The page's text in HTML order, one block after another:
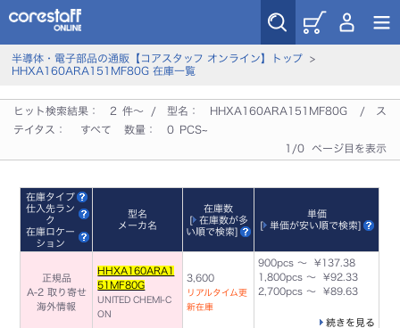
半導体・電子部品の通販【コアスタッフ オンライン】トップ>
HHXA160ARA151MF80G 在庫一覧
ヒット検索結果： 2 件～ / 型名： HHXA160ARA151MF80G
/ ス
テイタス：
すべて 数量： 0 PCS~
1/0 ページ目を表示
在庫タイプ
仕入先ラン
ク
在庫ロケー
ション
型名
メーカ名
在庫数
[
在庫数が多
い順で検索]
単価
[
単価が安い順で検索]
正規品
A-2 取り寄せ
海外情報
HHXA160ARA1
51MF80G
UNITED CHEMI-C
ON
3,600
リアルタイム更
新在庫
900pcs ～ ¥137.38
1,800pcs ～ ¥92.33
2,700pcs ～ ¥89.63
続きを見る